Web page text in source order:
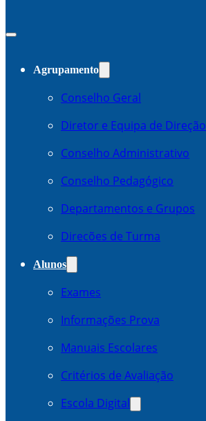
Agrupamento
Conselho Geral
Diretor e Equipa de Direção
Conselho Administrativo
Conselho Pedagógico
Departamentos e Grupos
Direcões de Turma
Alunos
Exames
Informações Prova
Manuais Escolares
Critérios de Avaliação
Escola Digital